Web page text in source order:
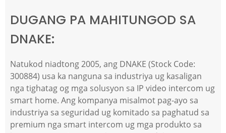
DUGANG PA MAHITUNGOD SA
DNAKE:
Natukod niadtong 2005, ang DNAKE (Stock Code:
300884) usa ka nanguna sa industriya ug kasaligan
nga tighatag og mga solusyon sa IP video intercom ug
smart home. Ang kompanya misalmot pag-ayo sa
industriya sa seguridad ug komitado sa paghatud sa
premium nga smart intercom ug mga produkto sa